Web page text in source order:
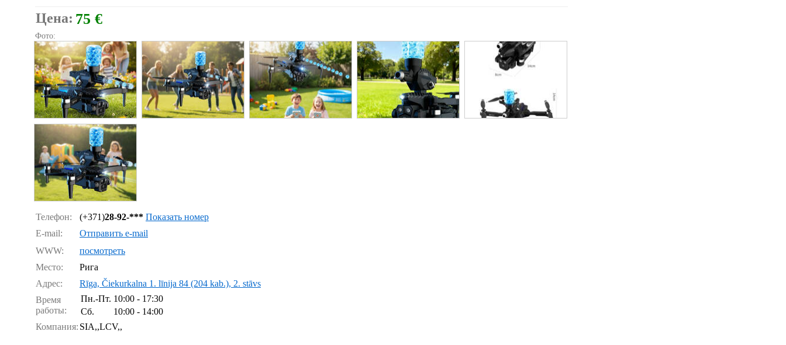
Цена: 75 €
Фото:
Телефон: (+371)28-92-*** Показать номер
E-mail:
Отправить e-mail
WWW:
посмотреть
Место:
Рига
Адрес:
Rīga, Čiekurkalna 1. līnija 84 (204 kab.), 2. stāvs
Время
работы:
Пн.-Пт. 10:00 - 17:30
Сб.
10:00 - 14:00
Компания: SIA,,LCV,,